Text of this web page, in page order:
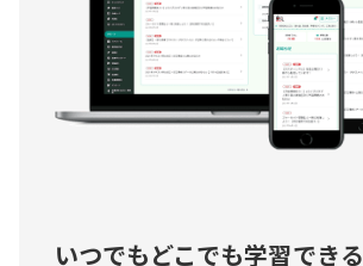
いつでもどこでも学習できる